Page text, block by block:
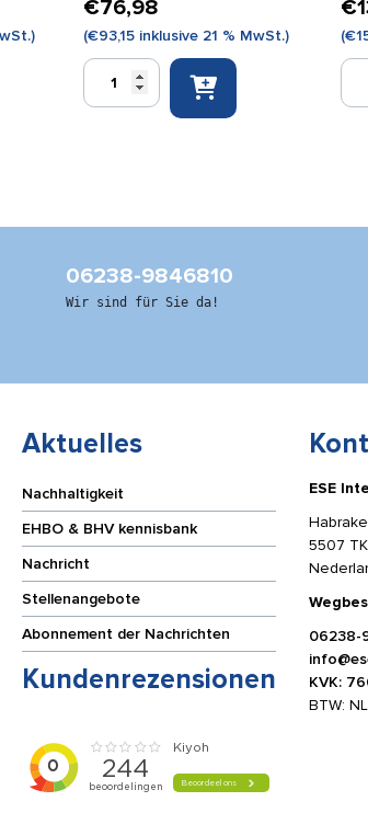
€76,98
(€93,15 inklusive 21 % MwSt.)
Monacor
Megafon
€
(€
06238-9846810
Wir sind für Sie da!
Aktuelles
Nachhaltigkeit
EHBO & BHV kennisbank
Nachricht
Stellenangebote
Abonnement der Nachrichten
Kundenrezensionen
ESE
5507
06238-
KVK:
BTW: